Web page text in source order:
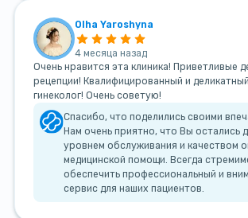
Olha Yaroshyna
4 месяца назад
Очень нравится эта клиника! Приветливые
рецепции! Квалифицированный и
гинеколог! Очень советую!
Спасибо, что поделились своими
Нам очень приятно, что Вы остались
уровнем обслуживания и качеством
медицинской помощи. Всегда
обеспечить профессиональный и
сервис для наших пациентов.